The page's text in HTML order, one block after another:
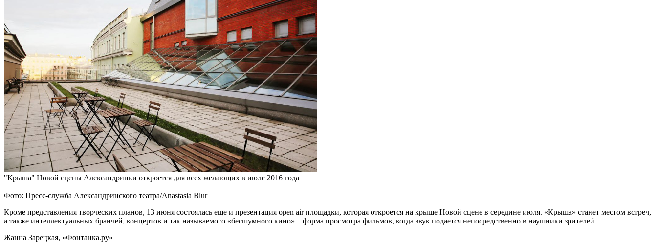
"Крыша" Новой сцены Александринки откроется для всех желающих в июле 2016 года
Фото: Пресс-служба Александринского театра/Anastasia Blur
Кроме представления творческих планов, 13 июня состоялась еще и презентация open air площадки, которая откроется на крыше Новой сцене в середине июля. «Крыша» станет местом встреч,
а также интеллектуальных бранчей, концертов и так называемого «бесшумного кино» – форма просмотра фильмов, когда звук подается непосредственно в наушники зрителей.
Жанна Зарецкая, «Фонтанка.ру»